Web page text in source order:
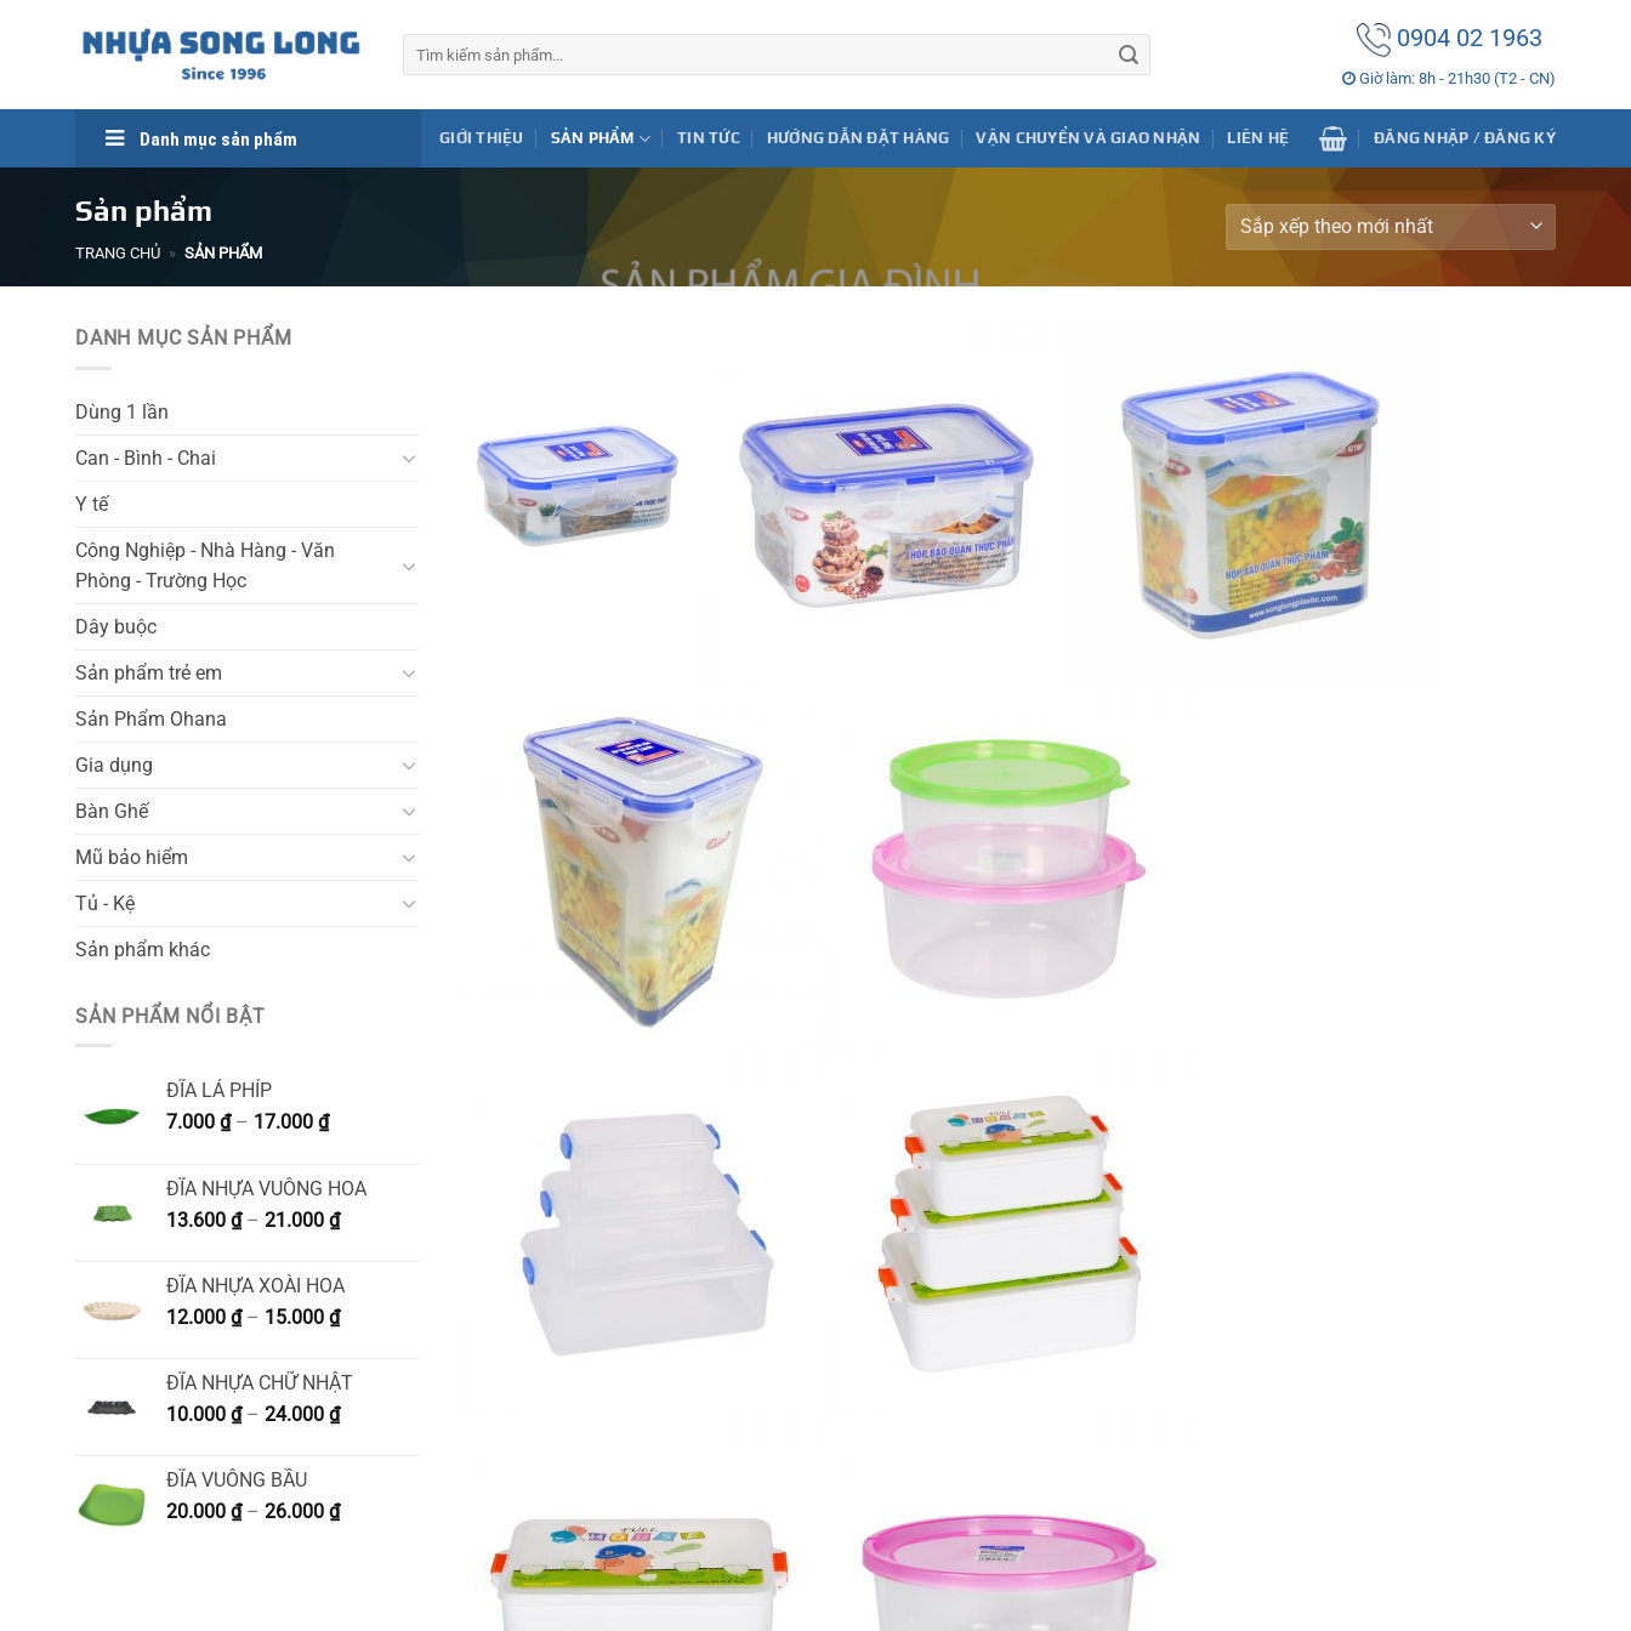
0904 02 1963
Giờ làm: 8h - 21h30 (T2 - CN)
Danh mục sản phẩm GIỚI THIỆU SẢN PHẨM TIN TỨC HƯỚNG DẪN ĐẶT HÀNG VẬN CHUYỂN VÀ GIAO NHẬN LIÊN HỆ ĐĂNG NHẬP / ĐĂNG KÝ
Sản phẩm
TRANG CHỦ » SẢN PHẨM
DANH MỤC SẢN PHẨM
Dùng 1 lần
Can - Bình - Chai
Y tế
Công Nghiệp - Nhà Hàng - Văn
Phòng - Trường Học
Dây buộc
Sản phẩm trẻ em
Sản Phẩm Ohana
Gia dụng
Bàn Ghế
Mũ bảo hiểm
Tủ - Kệ
Sản phẩm khác
SẢN PHẨM NỔI BẬT
ĐĨA LÁ PHÍP
7.000 ₫ – 17.000 ₫Khoảng
7.000 ₫
đến
ĐĨA NHỰA VUÔNG HOA
13.600 ₫ – 21.000 ₫Khoảng
13.600 ₫
đến
ĐĨA NHỰA XOÀI HOA
12.000 ₫ – 15.000 ₫Khoảng
12.000 ₫
đến
ĐĨA NHỰA CHỮ NHẬT
10.000 ₫ – 24.000 ₫Khoảng
đến
ĐĨA VUÔNG BẦU
20.000 ₫ – 26.000 ₫Khoảng